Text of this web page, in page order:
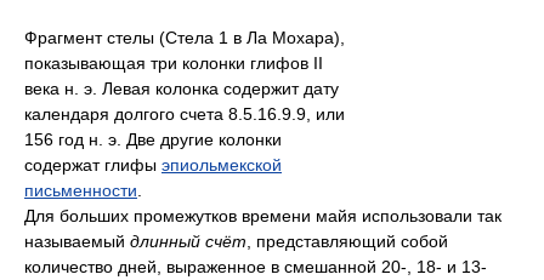
Фрагмент стелы (Стела 1 в Ла Мохара),
показывающая три колонки глифов II
века н. э. Левая колонка содержит дату
календаря долгого счета 8.5.16.9.9, или
156 год н. э. Две другие колонки
содержат глифы эпиольмекской
письменности
Для больших промежутков времени майя использовали так
называемый длинный счёт , представляющий собой
количество дней, выраженное в смешанной 20-, 18- и 13-